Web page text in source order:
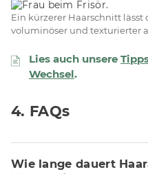
Ein kürzerer Haarschnitt
voluminöser und texturierter
Lies auch unsere
Wechsel.
4. FAQs
Wie lange dauert